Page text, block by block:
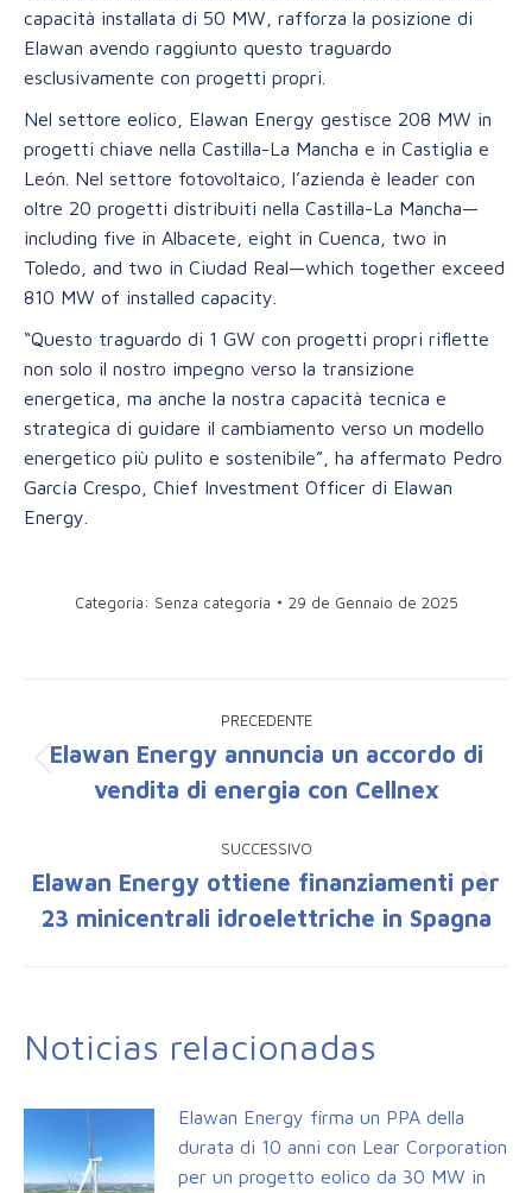
capacità installata di 50 MW, rafforza la posizione di
Elawan avendo raggiunto questo traguardo
esclusivamente con progetti propri.
Nel settore eolico, Elawan Energy gestisce 208 MW in
progetti chiave nella Castilla-La Mancha e in Castiglia e
León. Nel settore fotovoltaico, l’azienda è leader con
oltre 20 progetti distribuiti nella Castilla-La Mancha—
including five in Albacete, eight in Cuenca, two in
Toledo, and two in Ciudad Real—which together exceed
810 MW of installed capacity.
“Questo traguardo di 1 GW con progetti propri riflette
non solo il nostro impegno verso la transizione
energetica, ma anche la nostra capacità tecnica e
strategica di guidare il cambiamento verso un modello
energetico più pulito e sostenibile”, ha affermato Pedro
García Crespo, Chief Investment Officer di Elawan
Energy.
Categoria: Senza categoria 29 de Gennaio de 2025
tra
PRECEDENTE
precedente:
Elawan Energy annuncia un accordo di
vendita di energia con Cellnex
SUCCESSIVO
post:
Elawan Energy ottiene finanziamenti per
23 minicentrali idroelettriche in Spagna
Noticias relacionadas
Elawan Energy firma un PPA della
durata di 10 anni con Lear Corporation
per un progetto eolico da 30 MW in